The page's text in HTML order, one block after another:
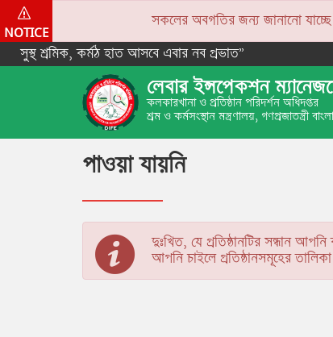
NOTICE
সকলের অবগতির জন্য জানানো যাচ্ছে
সুস্থ শ্রমিক, কর্মঠ হাত আসবে এবার নব প্রভাত”
লেবার ইন্সপেকশন
কলকারখানা ও প্রতিষ্ঠান পরিদর্শন অধিদপ্তর
শ্রম ও কর্মসংস্থান মন্ত্রণালয়, গণপ্রজাতন্ত্রী
পাওয়া যায়নি
দুঃখিত, যে প্রতিষ্ঠানটির সন্ধান
আপনি চাইলে প্রতিষ্ঠানসমূহের